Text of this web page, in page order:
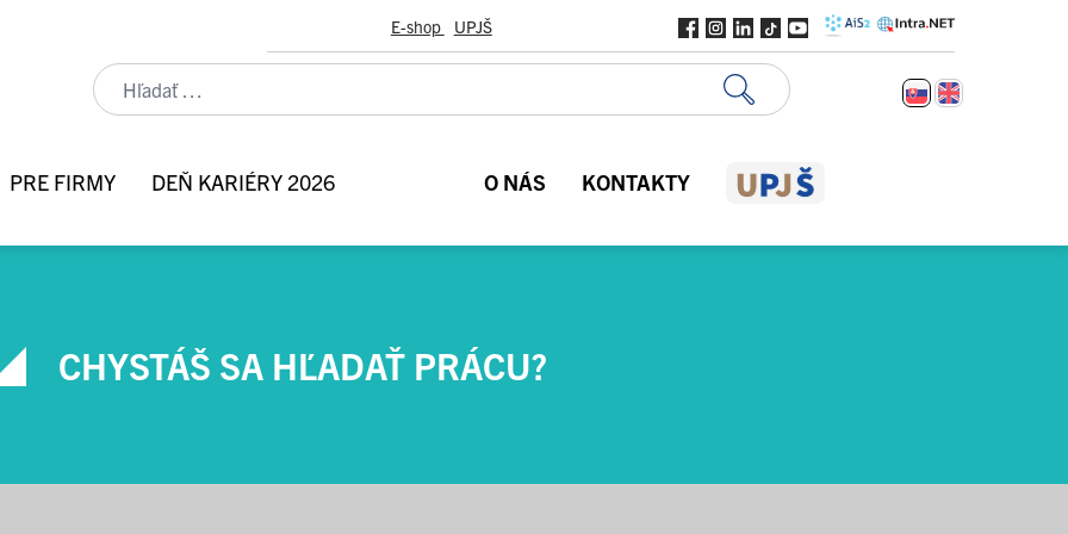
E-shop UPJŠ
PRE FIRMY DEŇ KARIÉRY 2026 O NÁS KONTAKTY
CHYSTÁŠ SA HĽADAŤ PRÁCU?